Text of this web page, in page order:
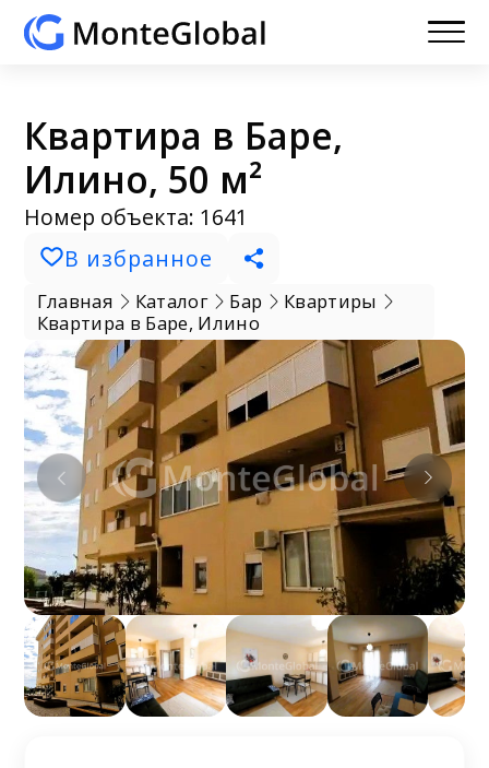
Квартира в Баре,
Илино, 50 м²
Номер объекта: 1641
В избранное
Главная Каталог Бар
Квартиры
Квартира в Баре, Илино